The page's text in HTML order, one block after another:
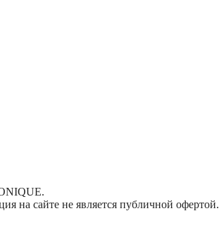
на сайте не является публичной офертой.